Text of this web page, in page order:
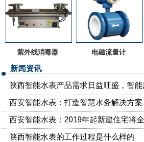
紫外线消毒器 电磁流量计
新闻资讯
陕西智能水表产品需求日益旺盛，智
西安智能水表：打造智慧水务解决方案
西安智能水表：2019年起新建住宅将
陕西智能水表的工作过程是什么样的